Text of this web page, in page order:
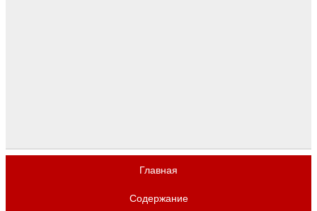
Главная
Содержание